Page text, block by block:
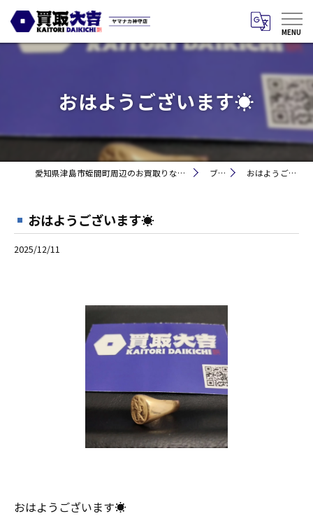
おはようございます☀
愛知県津島市蛭間町周辺のお買取りなら買取大吉 ヤマナカ神守店 ブログ おはようございます☀
おはようございます☀
2025/12/11
おはようございます☀